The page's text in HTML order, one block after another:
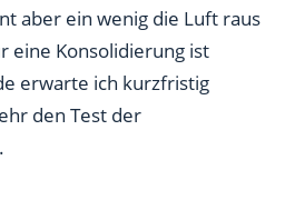
aber ein wenig die Luft raus
eine Konsolidierung ist
erwarte ich kurzfristig
den Test der